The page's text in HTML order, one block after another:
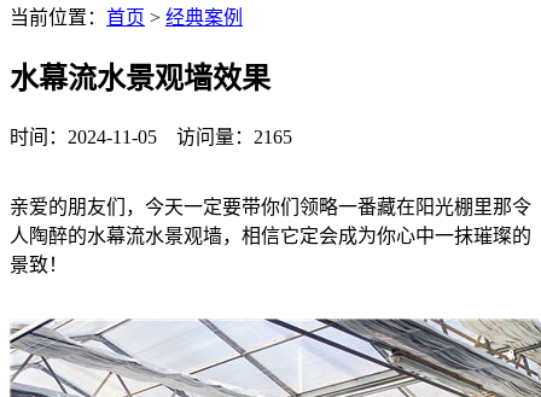
当前位置： 首页 > 经典案例
水幕流水景观墙效果
时间：2024-11-05 访问量：2165
亲爱的朋友们，今天一定要带你们领略一番藏在阳光棚里那令
人陶醉的水幕流水景观墙，相信它定会成为你心中一抹璀璨的
景致！